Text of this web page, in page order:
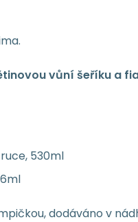
vůní šeříku a
530ml
dodáváno v